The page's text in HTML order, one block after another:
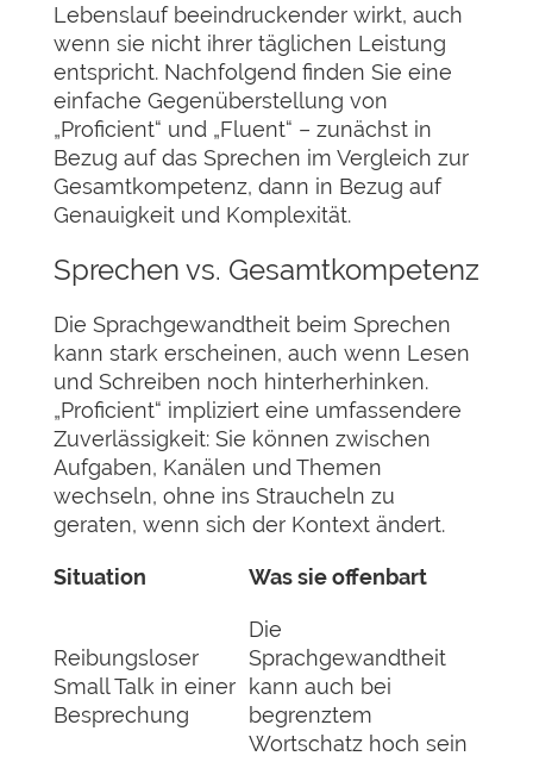
Lebenslauf beeindruckender wirkt, auch
wenn sie nicht ihrer täglichen Leistung
entspricht. Nachfolgend finden Sie eine
einfache Gegenüberstellung von
„Proficient“ und „Fluent“ – zunächst in
Bezug auf das Sprechen im Vergleich zur
Gesamtkompetenz, dann in Bezug auf
Genauigkeit und Komplexität.
Sprechen vs. Gesamtkompetenz
Die Sprachgewandtheit beim Sprechen
kann stark erscheinen, auch wenn Lesen
und Schreiben noch hinterherhinken.
„Proficient“ impliziert eine umfassendere
Zuverlässigkeit: Sie können zwischen
Aufgaben, Kanälen und Themen
wechseln, ohne ins Straucheln zu
geraten, wenn sich der Kontext ändert.
Situation Was sie offenbart
Reibungsloser
Small Talk in einer
Besprechung
Die
Sprachgewandtheit
kann auch bei
begrenztem
Wortschatz hoch sein